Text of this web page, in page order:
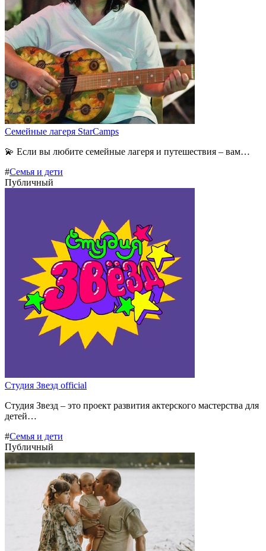
Семейные лагеря StarCamps
💫 Если вы любите семейные лагеря и путешествия – вам…
#Семья и дети
Публичный
Студия Звезд official
Студия Звезд – это проект развития актерского мастерства для
детей…
#Семья и дети
Публичный